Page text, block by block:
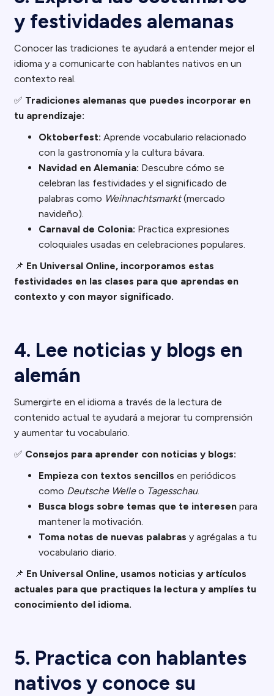
y festividades alemanas
Conocer las tradiciones te ayudará a entender mejor el
idioma y a comunicarte con hablantes nativos en un
contexto real.
✅ Tradiciones alemanas que puedes incorporar en
tu aprendizaje:
Oktoberfest: Aprende vocabulario relacionado
con la gastronomía y la cultura bávara.
Navidad en Alemania: Descubre cómo se
celebran las festividades y el significado de
palabras como Weihnachtsmarkt(mercado
navideño).
Carnaval de Colonia: Practica expresiones
coloquiales usadas en celebraciones populares.
📌 En Universal Online, incorporamos estas
festividades en las clases para que aprendas en
contexto y con mayor significado.
4. Lee noticias y blogs en
alemán
Sumergirte en el idioma a través de la lectura de
contenido actual te ayudará a mejorar tu comprensión
y aumentar tu vocabulario.
✅ Consejos para aprender con noticias y blogs:
Empieza con textos sencillos en periódicos
como Deutsche Welleo Tagesschau.
Busca blogs sobre temas que te interesen para
mantener la motivación.
Toma notas de nuevas palabras y agrégalas a tu
vocabulario diario.
📌 En Universal Online, usamos noticias y artículos
actuales para que practiques la lectura y amplíes tu
conocimiento del idioma.
5. Practica con hablantes
nativos y conoce su